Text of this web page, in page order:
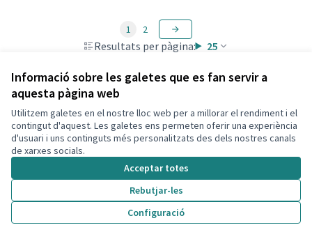
Informació sobre les galetes que es fan servir a
aquesta pàgina web
Utilitzem galetes en el nostre lloc web per a millorar el rendiment i el
contingut d'aquest. Les galetes ens permeten oferir una experiència
d'usuari i uns continguts més personalitzats des dels nostres canals
de xarxes socials.
Acceptar totes
Rebutjar-les
Configuració
Resultats per pàgina: 25
1 2
Termes i condicions d'ús
Configuració de les galetes
Decidim Calafell a X
(Enllaç extern)
Decidim Calafell a Facebook
Decidim Calafell a YouTube
Decidim Calafell a GitHub
(Enllaç extern)
Web creada ambprogramari lliure .
Amb
(Enllaç